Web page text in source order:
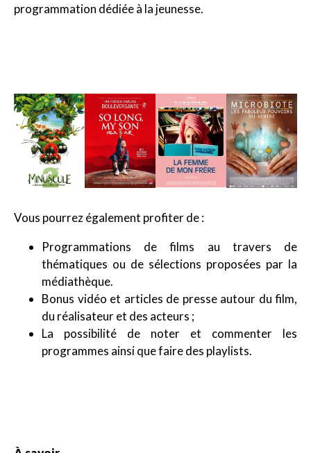
programmation dédiée à la jeunesse.
Vous pourrez également profiter de :
Programmations de films au travers de
thématiques ou de sélections proposées par la
médiathèque.
Bonus vidéo et articles de presse autour du film,
du réalisateur et des acteurs ;
La possibilité de noter et commenter les
programmes ainsi que faire des playlists.